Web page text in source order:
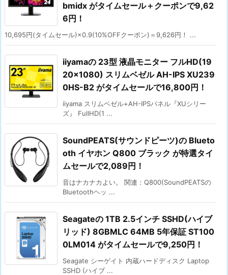
bmidx がタイムセール＋クーポンで9,62
6円！
10,695円(タイムセール)×0.9(10%OFFクーポン)＝9,626円！ ...
iiyamaの 23型 液晶モニター フルHD(19
20×1080) スリムベゼル AH-IPS XU239
0HS-B2 がタイムセールで16,800円！
iiyama スリムベゼル+AH-IPSパネル『XUシリー
ズ』 FullHD(1 ...
SoundPEATS(サウンドピーツ)の Blueto
oth イヤホン Q800 ブラック が特選タイ
ムセールで2,089円！
音はナカナカよい。 関連：Q800(SoundPEATSの
Bluetoothヘッ ...
Seagateの 1TB 2.5インチ SSHD(ハイブ
リッド) 8GBMLC 64MB 5年保証 ST100
0LM014 がタイムセールで9,250円！
Seagate シーゲイト 内蔵ハードディスク Laptop
SSHD (ハイブ ...